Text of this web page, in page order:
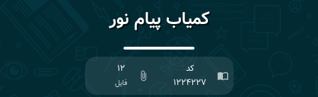
کمیاب پیام نور
import_contacts
کد
۱۲۲۴۲۲۷
attach_file
۱۲
فایل